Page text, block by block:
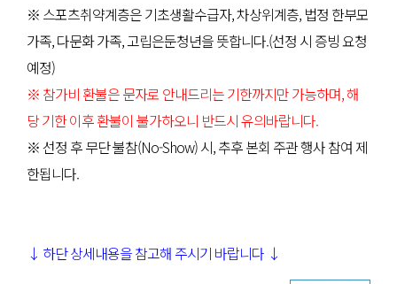
※ 스포츠취약계층은 기초생활수급자, 차상위계층, 법정 한부모
가족, 다문화 가족, 고립은둔청년을 뜻합니다.(선정 시 증빙 요청
예정)
※ 참가비 환불은 문자로 안내드리는 기한까지만 가능하며, 해
당 기한 이후 환불이 불가하오니 반드시 유의바랍니다.
※ 선정 후 무단 불참(No-Show) 시, 추후 본회 주관 행사 참여 제
한됩니다.
↓ 하단 상세내용을 참고해 주시기 바랍니다 ↓